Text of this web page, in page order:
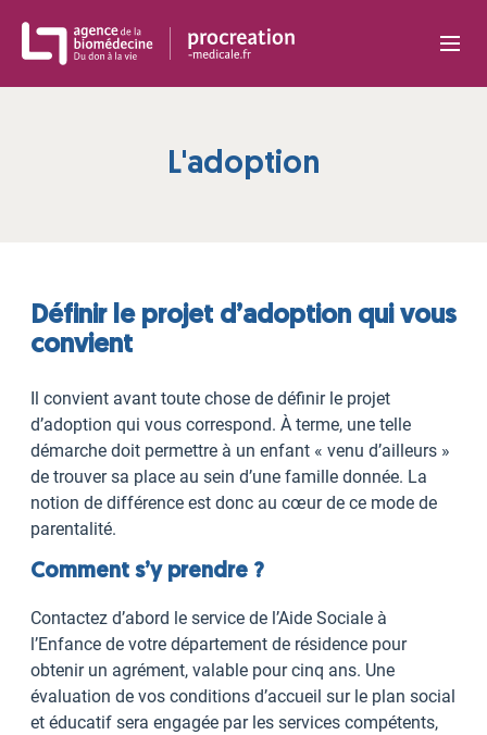
L'adoption
Définir le projet d’adoption qui vous
convient
Il convient avant toute chose de définir le projet
d’adoption qui vous correspond. À terme, une telle
démarche doit permettre à un enfant « venu d’ailleurs »
de trouver sa place au sein d’une famille donnée. La
notion de différence est donc au cœur de ce mode de
parentalité.
Comment s’y prendre ?
Contactez d’abord le service de l’Aide Sociale à
l’Enfance de votre département de résidence pour
obtenir un agrément, valable pour cinq ans. Une
évaluation de vos conditions d’accueil sur le plan social
et éducatif sera engagée par les services compétents,